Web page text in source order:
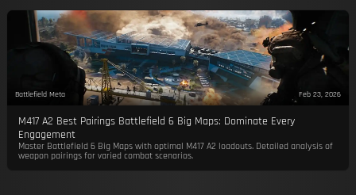
Battlefield Meta Feb 23, 2026
M417 A2 Best Pairings Battlefield 6 Big Maps: Dominate Every
Engagement
Master Battlefield 6 Big Maps with optimal M417 A2 loadouts. Detailed analysis of
weapon pairings for varied combat scenarios.